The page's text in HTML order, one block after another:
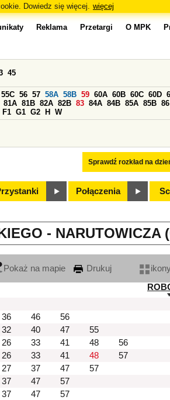
Dowiedz się więcej. więcej
Reklama Przetargi O MPK
Sprawdź rozkład na
45
55C 56 57 58A 58B 59 60A 60B 60C 60D
81A 81B 82A 82B 83 84A 84B 85A 85B 86
F1 G1 G2 H W
Połączenia
- NARUTOWICZA
Pokaż na mapie Drukuj
36 46
56
32 40 47
55
26 33 41 48
56
26 33 41 48
57
27 37 47
57
37 47
57
37 47
57